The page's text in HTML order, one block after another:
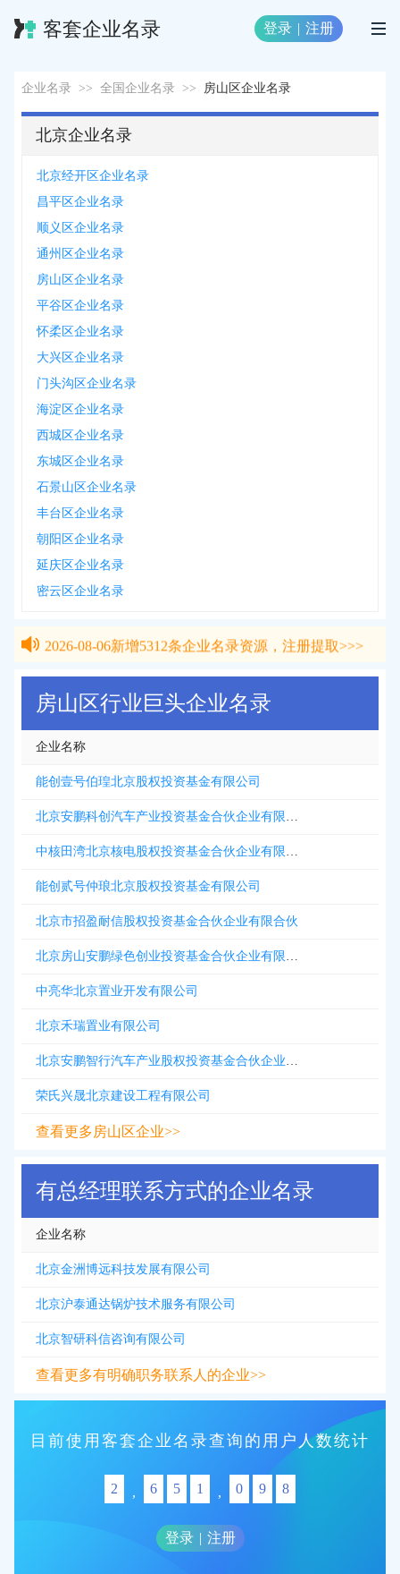
客套企业名录 登录 | 注册
企业名录 >> 全国企业名录 >> 房山区企业名录
北京企业名录
北京经开区企业名录
昌平区企业名录
顺义区企业名录
通州区企业名录
房山区企业名录
平谷区企业名录
怀柔区企业名录
大兴区企业名录
门头沟区企业名录
海淀区企业名录
西城区企业名录
东城区企业名录
石景山区企业名录
丰台区企业名录
朝阳区企业名录
延庆区企业名录
密云区企业名录
新增 条企业名录资源，注册提取>>>
房山区行业巨头企业名录
企业名称
能创壹号伯瑝北京股权投资基金有限公司
北京安鹏科创汽车产业投资基金合伙企业有限合伙
中核田湾北京核电股权投资基金合伙企业有限合伙
能创贰号仲琅北京股权投资基金有限公司
北京市招盈耐信股权投资基金合伙企业有限合伙
北京房山安鹏绿色创业投资基金合伙企业有限合伙
中亮华北京置业开发有限公司
北京禾瑞置业有限公司
北京安鹏智行汽车产业股权投资基金合伙企业有限合伙
荣氏兴晟北京建设工程有限公司
查看更多房山区企业>>
有总经理联系方式的企业名录
企业名称
北京金洲博远科技发展有限公司
北京沪泰通达锅炉技术服务有限公司
北京智研科信咨询有限公司
查看更多有明确职务联系人的企业>>
目前使用客套企业名录查询的用户人数统计
2 , 6 5 1 , 0 9 8
登录 | 注册